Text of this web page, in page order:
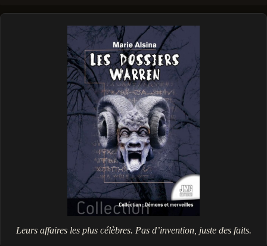
Leurs affaires les plus célèbres. Pas d’invention, juste des faits.